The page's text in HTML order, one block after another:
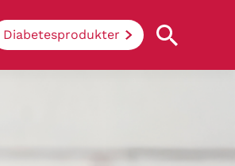
Diabetesprodukter